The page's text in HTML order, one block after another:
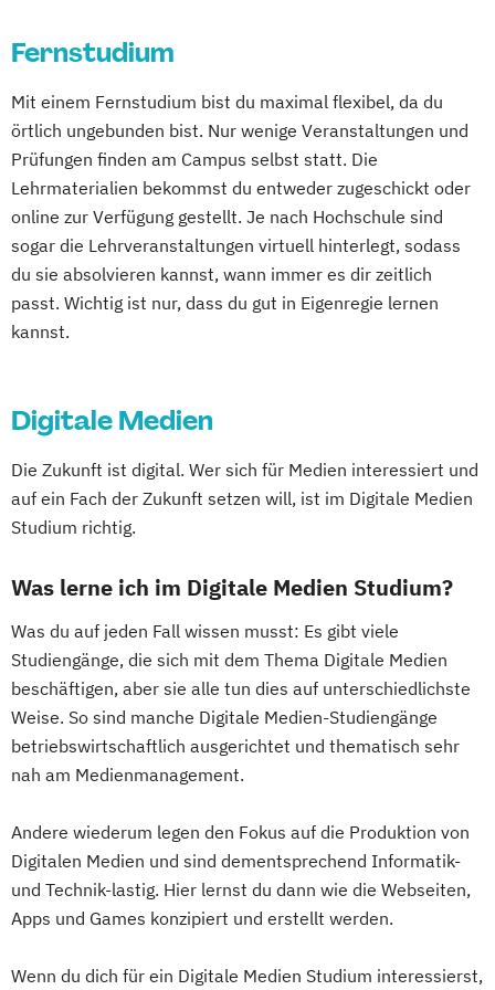
Wirtschaftsinformatik
Wirtschaftspsychologie
Wirtschaftspsychologie mit Schwerpunkt
Fernstudium
Mit einem Fernstudium bist du maximal flexibel, da du
örtlich ungebunden bist. Nur wenige Veranstaltungen und
Prüfungen finden am Campus selbst statt. Die
Lehrmaterialien bekommst du entweder zugeschickt oder
online zur Verfügung gestellt. Je nach Hochschule sind
sogar die Lehrveranstaltungen virtuell hinterlegt, sodass
du sie absolvieren kannst, wann immer es dir zeitlich
passt. Wichtig ist nur, dass du gut in Eigenregie lernen
kannst.
Digitale Medien
Die Zukunft ist digital. Wer sich für Medien interessiert und
auf ein Fach der Zukunft setzen will, ist im Digitale Medien
Studium richtig.
Was lerne ich im Digitale Medien Studium?
Was du auf jeden Fall wissen musst: Es gibt viele
Studiengänge, die sich mit dem Thema Digitale Medien
beschäftigen, aber sie alle tun dies auf unterschiedlichste
Weise. So sind manche Digitale Medien-Studiengänge
betriebswirtschaftlich ausgerichtet und thematisch sehr
nah am Medienmanagement.
Andere wiederum legen den Fokus auf die Produktion von
Digitalen Medien und sind dementsprechend Informatik-
und Technik-lastig. Hier lernst du dann wie die Webseiten,
Apps und Games konzipiert und erstellt werden.
Wenn du dich für ein Digitale Medien Studium interessierst,